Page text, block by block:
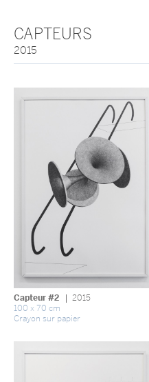
CAPTEURS
2015
Capteur #2
2015
100 x 70 cm
Crayon sur papier